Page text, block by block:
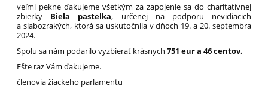
veľmi pekne ďakujeme všetkým za zapojenie sa do charitatívnej
zbierky
Biela pastelka, určenej na podporu nevidiacich
a slabozrakých, ktorá sa uskutočnila v dňoch 19. a 20. septembra
2024.
Spolu sa nám podarilo vyzbierať krásnych 751 eur a 46 centov.
Ešte raz Vám ďakujeme.
členovia žiackeho parlamentu